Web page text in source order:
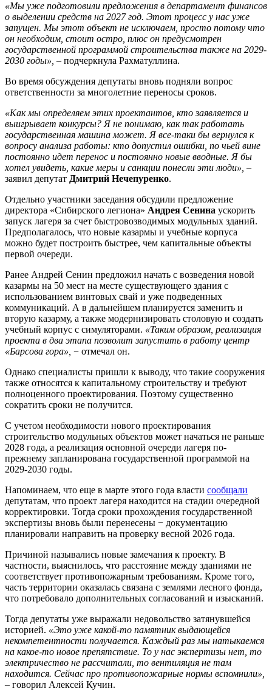
«Мы уже подготовили предложения в департамент финансов
о выделении средств на 2027 год. Этот процесс у нас уже
запущен. Мы этот объект не исключаем, просто потому что
он необходим, стоит остро, плюс он предусмотрен
государственной программой строительства также на 2029-
2030 годы», – подчеркнула Рахматуллина.
Во время обсуждения депутаты вновь подняли вопрос
ответственности за многолетние переносы сроков.
«Как мы определяем этих проектантов, кто заявляется и
выигрывает конкурсы? Я не понимаю, как так работать
государственная машина может. Я все-таки бы вернулся к
вопросу анализа работы: кто допустил ошибки, по чьей вине
постоянно идет перенос и постоянно новые вводные. Я бы
хотел увидеть, какие меры и санкции понесли эти люди», –
заявил депутат Дмитрий Нечепуренко.
Отдельно участники заседания обсудили предложение
директора «Сибирского легиона» Андрея Сенина ускорить
запуск лагеря за счет быстровозводимых модульных зданий.
Предполагалось, что новые казармы и учебные корпуса
можно будет построить быстрее, чем капитальные объекты
первой очереди.
Ранее Андрей Сенин предложил начать с возведения новой
казармы на 50 мест на месте существующего здания с
использованием винтовых свай и уже подведенных
коммуникаций. А в дальнейшем планируется заменить и
вторую казарму, а также модернизировать столовую и создать
учебный корпус с симуляторами. «Таким образом, реализация
проекта в два этапа позволит запустить в работу центр
«Барсова гора», − отмечал он.
Однако специалисты пришли к выводу, что такие сооружения
также относятся к капитальному строительству и требуют
полноценного проектирования. Поэтому существенно
сократить сроки не получится.
С учетом необходимости нового проектирования
строительство модульных объектов может начаться не раньше
2028 года, а реализация основной очереди лагеря по-
прежнему запланирована государственной программой на
2029-2030 годы.
Напоминаем, что еще в марте этого года власти сообщали
депутатам, что проект лагеря находится на стадии очередной
корректировки. Тогда сроки прохождения государственной
экспертизы вновь были перенесены − документацию
планировали направить на проверку весной 2026 года.
Причиной назывались новые замечания к проекту. В
частности, выяснилось, что расстояние между зданиями не
соответствует противопожарным требованиям. Кроме того,
часть территории оказалась связана с землями лесного фонда,
что потребовало дополнительных согласований и изысканий.
Тогда депутаты уже выражали недовольство затянувшейся
историей. «Это уже какой-то памятник выдающейся
некомпетентности получается. Каждый раз мы натыкаемся
на какое-то новое препятствие. То у нас экспертизы нет, то
электричество не рассчитали, то вентиляция не там
находится. Сейчас про противопожарные нормы вспомнили»,
– говорил Алексей Кучин.